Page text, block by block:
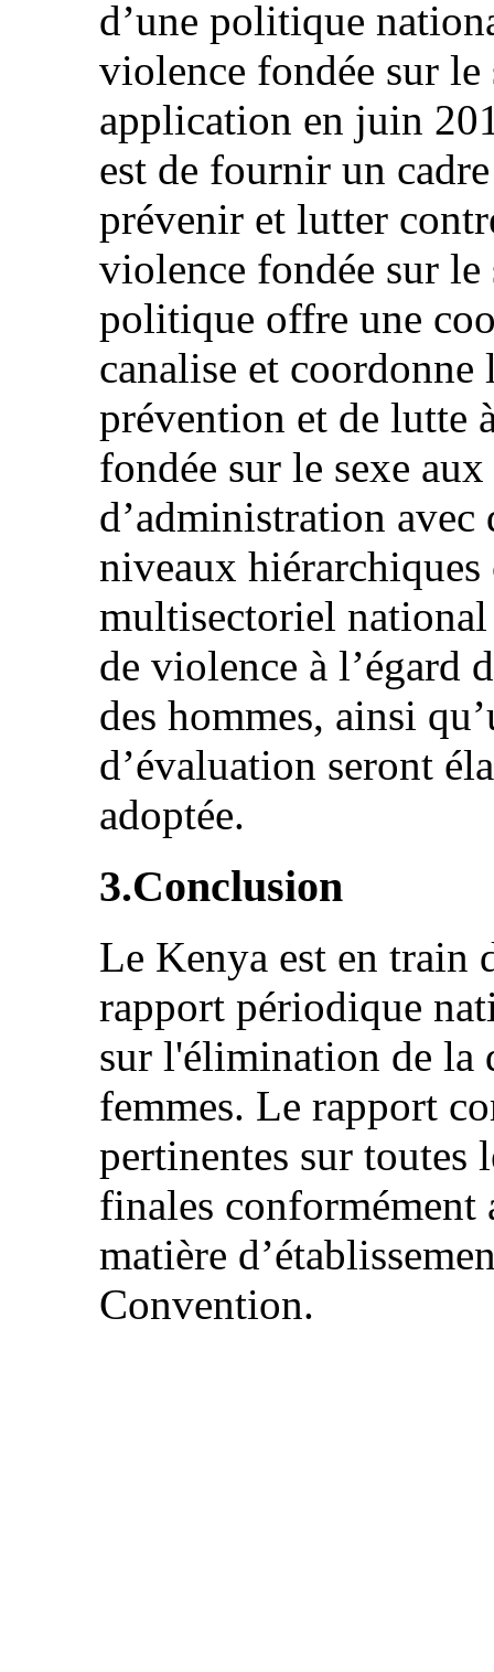
d’une politique
violence fondée sur
application en juin
est de fournir un
prévenir et lutter
violence fondée sur le
politique offre une
canalise et coordonne
prévention et de lutte
fondée sur le sexe
d’administration avec
niveaux
multisectoriel
de violence à l’égard
des hommes, ainsi
d’évaluation seront
adoptée.
3.Conclusion
Le Kenya est en train
rapport périodique
sur l'élimination de la
femmes. Le rapport
pertinentes sur toutes
finales conformément
matière
Convention.